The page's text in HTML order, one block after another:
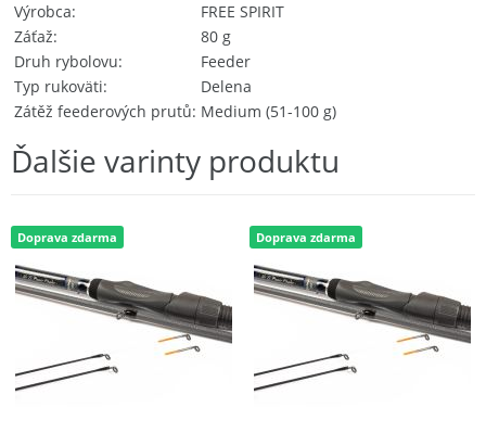
Výrobca
FREE SPIRIT
Záťaž
80 g
Druh rybolovu
Feeder
Typ rukoväti
Delena
Zátěž feederových prutů Medium (51-100 g)
Ďalšie varinty produktu
Doprava zdarma Doprava zdarma